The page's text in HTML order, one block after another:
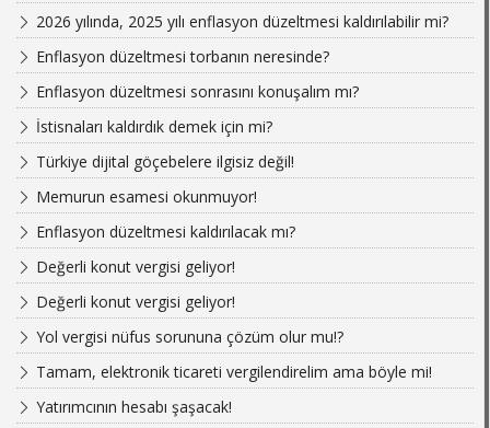
2026 yılında, 2025 yılı enflasyon düzeltmesi kaldırılabilir mi?
Enflasyon düzeltmesi torbanın neresinde?
Enflasyon düzeltmesi sonrasını konuşalım mı?
İstisnaları kaldırdık demek için mi?
Türkiye dijital göçebelere ilgisiz değil!
Memurun esamesi okunmuyor!
Enflasyon düzeltmesi kaldırılacak mı?
Değerli konut vergisi geliyor!
Değerli konut vergisi geliyor!
Yol vergisi nüfus sorununa çözüm olur mu!?
Tamam, elektronik ticareti vergilendirelim ama böyle mi!
Yatırımcının hesabı şaşacak!